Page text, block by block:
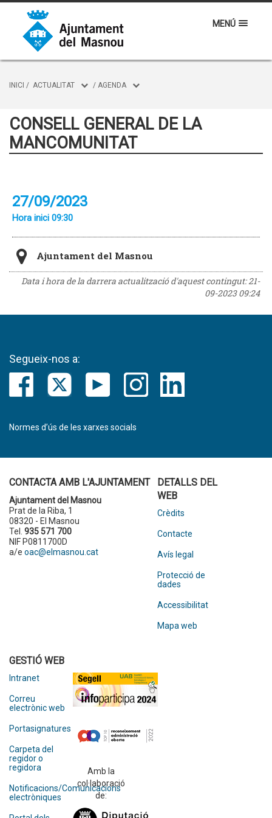
MENÚ
INICI / ACTUALITAT / AGENDA
CONSELL GENERAL DE LA
MANCOMUNITAT
27/09/2023
Hora inici 09:30
Ajuntament del Masnou
Data i hora de la darrera actualització d'aquest contingut:21-
09-2023 09:24
Segueix-nos a:
Normes d’ús de les xarxes socials
CONTACTA AMB L'AJUNTAMENT
Ajuntament del Masnou
Prat de la Riba, 1
08320 - El Masnou
Tel. 935 571 700
NIF P0811700D
a/e oac@elmasnou.cat
DETALLS DEL
WEB
Crèdits
Contacte
Avís legal
Protecció de
dades
Accessibilitat
Mapa web
GESTIÓ WEB
Intranet
Correu
electrònic web
Portasignatures
Carpeta del
regidor o
regidora
Notificacions/Comunicacions
electròniques
Amb la
col·laboració
de: